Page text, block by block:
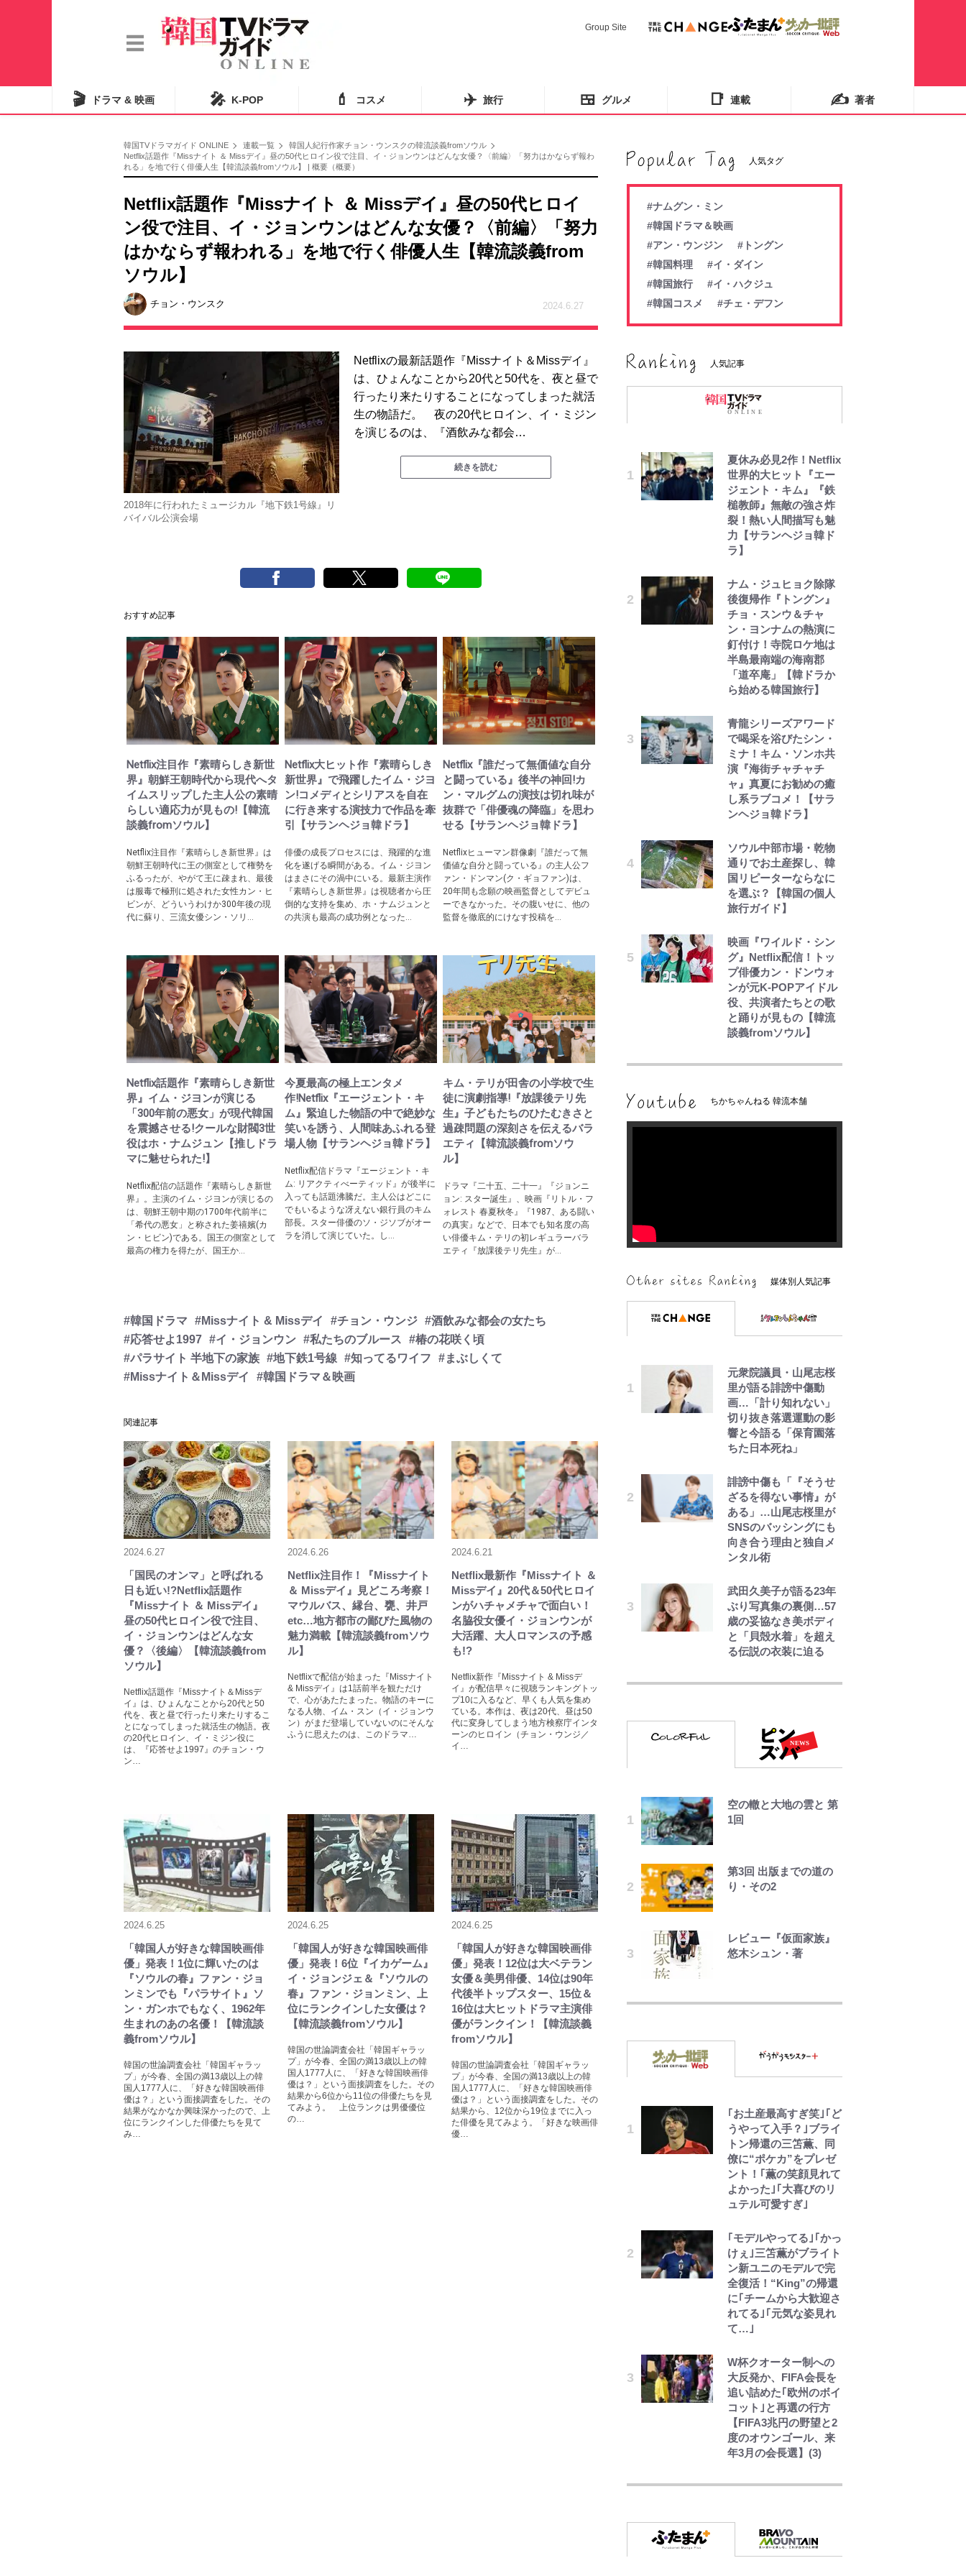
Group Site
🎬 ドラマ & 映画 🎤 K-POP 💄 コスメ ✈️ 旅行 🍱 グルメ 📑 連載 ✍️ 著者
韓国TVドラマガイド ONLINE 連載一覧
韓国人紀行作家チョン・ウンスクの韓流談義fromソウル
Netflix話題作『Missナイト ＆ Missデイ』昼の50代ヒロイン役で注目、イ・ジョンウンはどんな女優？〈前編〉「努力はかならず報わ
れる」を地で行く俳優人生【韓流談義fromソウル】 | 概要（概要）
Netflix話題作『Missナイト ＆ Missデイ』昼の50代ヒロイ
ン役で注目、イ・ジョンウンはどんな女優？〈前編〉「努力
はかならず報われる」を地で行く俳優人生【韓流談義from
ソウル】
チョン・ウンスク 2024.6.27
2018年に行われたミュージカル『地下鉄1号線』リ
バイバル公演会場
Netflixの最新話題作『Missナイト＆Missデイ』
は、ひょんなことから20代と50代を、夜と昼で
行ったり来たりすることになってしまった就活
生の物語だ。 夜の20代ヒロイン、イ・ミジン
を演じるのは、『酒飲みな都会…
続きを読む
おすすめ記事
Netflix注目作『素晴らしき新世
界』朝鮮王朝時代から現代へタ
イムスリップした主人公の素晴
らしい適応力が見もの!【韓流
談義fromソウル】
Netflix注目作『素晴らしき新世界』は
朝鮮王朝時代に王の側室として権勢を
ふるったが、やがて王に疎まれ、最後
は服毒で極刑に処された女性カン・ヒ
ビンが、どういうわけか300年後の現
代に蘇り、三流女優シン・ソリ...
Netflix大ヒット作『素晴らしき
新世界』で飛躍したイム・ジヨ
ン!コメディとシリアスを自在
に行き来する演技力で作品を牽
引【サランヘジョ韓ドラ】
俳優の成長プロセスには、飛躍的な進
化を遂げる瞬間がある。イム・ジヨン
はまさにその渦中にいる。最新主演作
『素晴らしき新世界』は視聴者から圧
倒的な支持を集め、ホ・ナムジュンと
の共演も最高の成功例となった...
Netflix『誰だって無価値な自分
と闘っている』後半の神回!カ
ン・マルグムの演技は切れ味が
抜群で「俳優魂の降臨」を思わ
せる【サランヘジョ韓ドラ】
Netflixヒューマン群像劇『誰だって無
価値な自分と闘っている』の主人公フ
ァン・ドンマン(ク・ギョファン)は、
20年間も念願の映画監督としてデビュ
ーできなかった。その腹いせに、他の
監督を徹底的にけなす投稿を...
Netflix話題作『素晴らしき新世
界』イム・ジヨンが演じる
「300年前の悪女」が現代韓国
を震撼させる!クールな財閥3世
役はホ・ナムジュン【推しドラ
マに魅せられた!】
Netflix配信の話題作『素晴らしき新世
界』。主演のイム・ジヨンが演じるの
は、朝鮮王朝中期の1700年代前半に
「希代の悪女」と称された姜禧嬪(カ
ン・ヒビン)である。国王の側室として
最高の権力を得たが、国王か...
今夏最高の極上エンタメ
作!Netflix『エージェント・キ
ム』緊迫した物語の中で絶妙な
笑いを誘う、人間味あふれる登
場人物【サランヘジョ韓ドラ】
Netflix配信ドラマ『エージェント・キ
ム: リアクティべーティッド』が後半に
入っても話題沸騰だ。主人公はどこに
でもいるような冴えない銀行員のキム
部長。スター俳優のソ・ジソブがオー
ラを消して演じていた。し...
キム・テリが田舎の小学校で生
徒に演劇指導!『放課後テリ先
生』子どもたちのひたむきさと
過疎問題の深刻さを伝えるバラ
エティ【韓流談義fromソウ
ル】
ドラマ『二十五、二十一』『ジョンニ
ョン: スター誕生』、映画『リトル・フ
ォレスト 春夏秋冬』『1987、ある闘い
の真実』などで、日本でも知名度の高
い俳優キム・テリの初レギュラーバラ
エティ『放課後テリ先生』が...
#韓国ドラマ #Missナイト & Missデイ #チョン・ウンジ #酒飲みな都会の女たち
#応答せよ1997 #イ・ジョンウン #私たちのブルース
#椿の花咲く頃
#パラサイト 半地下の家族 #地下鉄1号線 #知ってるワイフ
#まぶしくて
#Missナイト＆Missデイ
#韓国ドラマ＆映画
関連記事
2024.6.27
「国民のオンマ」と呼ばれる
日も近い!?Netflix話題作
『Missナイト ＆ Missデイ』
昼の50代ヒロイン役で注目、
イ・ジョンウンはどんな女
優？〈後編〉【韓流談義from
ソウル】
Netflix話題作『Missナイト＆Missデ
イ』は、ひょんなことから20代と50
代を、夜と昼で行ったり来たりするこ
とになってしまった就活生の物語。夜
の20代ヒロイン、イ・ミジン役に
は、『応答せよ1997』のチョン・ウ
ン…
2024.6.26
Netflix注目作！『Missナイト
＆ Missデイ』見どころ考察！
マウルバス、縁台、甕、井戸
etc…地方都市の鄙びた風物の
魅力満載【韓流談義fromソウ
ル】
Netflixで配信が始まった『Missナイト
& Missデイ』は1話前半を観ただけ
で、心があたたまった。物語のキーに
なる人物、イム・スン（イ・ジョンウ
ン）がまだ登場していないのにそんな
ふうに思えたのは、このドラマ…
2024.6.21
Netflix最新作『Missナイト ＆
Missデイ』20代＆50代ヒロイ
ンがハチャメチャで面白い！
名脇役女優イ・ジョンウンが
大活躍、大人ロマンスの予感
も!?
Netflix新作『Missナイト & Missデ
イ』が配信早々に視聴ランキングトッ
プ10に入るなど、早くも人気を集め
ている。本作は、夜は20代、昼は50
代に変身してしまう地方検察庁インタ
ーンのヒロイン（チョン・ウンジ／
イ…
2024.6.25
「韓国人が好きな韓国映画俳
優」発表！1位に輝いたのは
『ソウルの春』ファン・ジョ
ンミンでも『パラサイト』ソ
ン・ガンホでもなく、1962年
生まれのあの名優！【韓流談
義fromソウル】
韓国の世論調査会社「韓国ギャラッ
プ」が今春、全国の満13歳以上の韓
国人1777人に、「好きな韓国映画俳
優は？」という面接調査をした。その
結果がなかなか興味深かったので、上
位にランクインした俳優たちを見て
み…
2024.6.25
「韓国人が好きな韓国映画俳
優」発表！6位『イカゲーム』
イ・ジョンジェ＆『ソウルの
春』ファン・ジョンミン、上
位にランクインした女優は？
【韓流談義fromソウル】
韓国の世論調査会社「韓国ギャラッ
プ」が今春、全国の満13歳以上の韓
国人1777人に、「好きな韓国映画俳
優は？」という面接調査をした。その
結果から6位から11位の俳優たちを見
てみよう。 上位ランクは男優優位
の…
2024.6.25
「韓国人が好きな韓国映画俳
優」発表！12位は大ベテラン
女優＆美男俳優、14位は90年
代後半トップスター、15位＆
16位は大ヒットドラマ主演俳
優がランクイン！【韓流談義
fromソウル】
韓国の世論調査会社「韓国ギャラッ
プ」が今春、全国の満13歳以上の韓
国人1777人に、「好きな韓国映画俳
優は？」という面接調査をした。その
結果から、12位から19位までに入っ
た俳優を見てみよう。「好きな映画俳
優…
人気タグ
#ナムグン・ミン
#韓国ドラマ＆映画
#アン・ウンジン
#トングン
#韓国料理
#イ・ダイン
#韓国旅行
#イ・ハクジュ
#韓国コスメ
#チェ・デフン
人気記事
夏休み必見2作！Netflix
世界的大ヒット『エー
ジェント・キム』『鉄
槌教師』無敵の強さ炸
裂！熱い人間描写も魅
力【サランヘジョ韓ド
ラ】
ナム・ジュヒョク除隊
後復帰作『トングン』
チョ・スンウ＆チャ
ン・ヨンナムの熱演に
釘付け！寺院ロケ地は
半島最南端の海南郡
「道卒庵」【韓ドラか
ら始める韓国旅行】
青龍シリーズアワード
で喝采を浴びたシン・
ミナ！キム・ソンホ共
演『海街チャチャチ
ャ』真夏にお勧めの癒
し系ラブコメ！【サラ
ンヘジョ韓ドラ】
ソウル中部市場・乾物
通りでお土産探し、韓
国リピーターならなに
を選ぶ？【韓国の個人
旅行ガイド】
映画『ワイルド・シン
グ』Netflix配信！トッ
プ俳優カン・ドンウォ
ンが元K-POPアイドル
役、共演者たちとの歌
と踊りが見もの【韓流
談義fromソウル】
ちかちゃんねる 韓流本舗
媒体別人気記事
元衆院議員・山尾志桜
里が語る誹謗中傷動
画…「計り知れない」
切り抜き落選運動の影
響と今語る「保育園落
ちた日本死ね」
誹謗中傷も「『そうせ
ざるを得ない事情』が
ある」…山尾志桜里が
SNSのバッシングにも
向き合う理由と独自メ
ンタル術
武田久美子が語る23年
ぶり写真集の裏側…57
歳の妥協なき美ボディ
と「貝殻水着」を超え
る伝説の衣装に迫る
とうちゃんが出世する
ボンジュールでポンジ
ュースだゾ
空の轍と大地の雲と 第
1回
第3回 出版までの道の
り・その2
レビュー『仮面家族』
悠木シュン・著
第1子妊娠中の田中みな
趣里「ショック」初め
三山凌輝「無反省メー
ル」文春第2弾で“一家
の限界”報道も
【川口春奈と結婚】板
倉滉は「めっちゃモテ
る」 年収7億円・お洒
る日本代表
｢お土産最高すぎ笑｣｢ど
うやって入手？｣ブライ
トン帰還の三笘薫、同
僚に“ポケカ”をプレゼ
ント！｢薫の笑顔見れて
よかった｣｢大喜びのリ
ュテル可愛すぎ｣
｢モデルやってる｣｢かっ
けぇ｣三笘薫がブライト
ン新ユニのモデルで完
全復活！“King”の帰還
に｢チームから大歓迎さ
れてる｣｢元気な姿見れ
て…｣
W杯クオーター制への
大反発か、FIFA会長を
追い詰めた｢欧州のボイ
コット｣と再選の行方
【FIFA3兆円の野望と2
度のオウンゴール、来
年3月の会長選】(3)
に妊娠しました~詰んだ
です~ 第1話